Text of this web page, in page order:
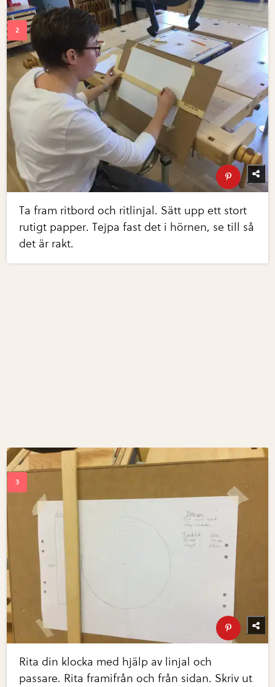
Ta fram ritbord och ritlinjal. Sätt upp ett stort
rutigt papper. Tejpa fast det i hörnen, se till så
det är rakt.
Rita din klocka med hjälp av linjal och
passare. Rita framifrån och från sidan. Skriv ut